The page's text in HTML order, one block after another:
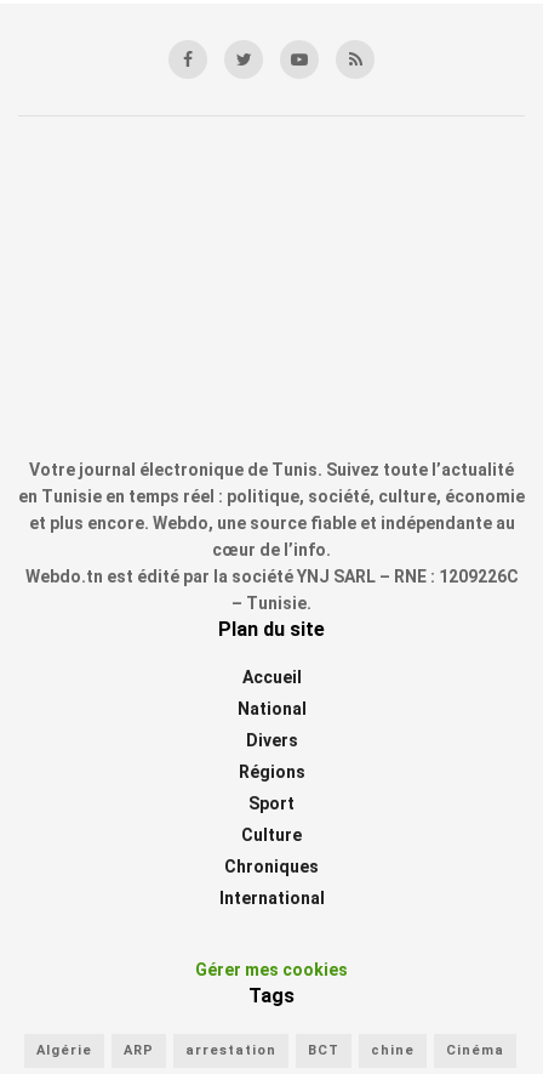
Votre journal électronique de Tunis. Suivez toute l’actualité
en Tunisie en temps réel : politique, société, culture, économie
et plus encore. Webdo, une source fiable et indépendante au
cœur de l’info.
Webdo.tn est édité par la société YNJ SARL – RNE : 1209226C
– Tunisie.
Plan du site
Accueil
National
Divers
Régions
Sport
Culture
Chroniques
International
Gérer mes cookies
Tags
Algérie ARP arrestation BCT chine Cinéma